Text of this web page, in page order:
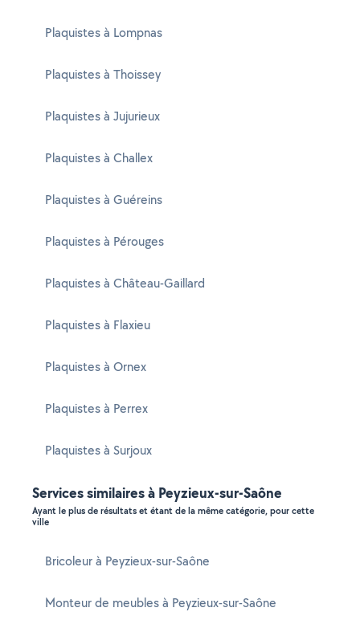
Plaquistes à Lompnas
Plaquistes à Thoissey
Plaquistes à Jujurieux
Plaquistes à Challex
Plaquistes à Guéreins
Plaquistes à Pérouges
Plaquistes à Château-Gaillard
Plaquistes à Flaxieu
Plaquistes à Ornex
Plaquistes à Perrex
Plaquistes à Surjoux
Services similaires à Peyzieux-sur-Saône
Ayant le plus de résultats et étant de la même catégorie, pour cette
ville
Bricoleur à Peyzieux-sur-Saône
Monteur de meubles à Peyzieux-sur-Saône